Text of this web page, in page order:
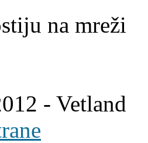
na mreži
- Vetland